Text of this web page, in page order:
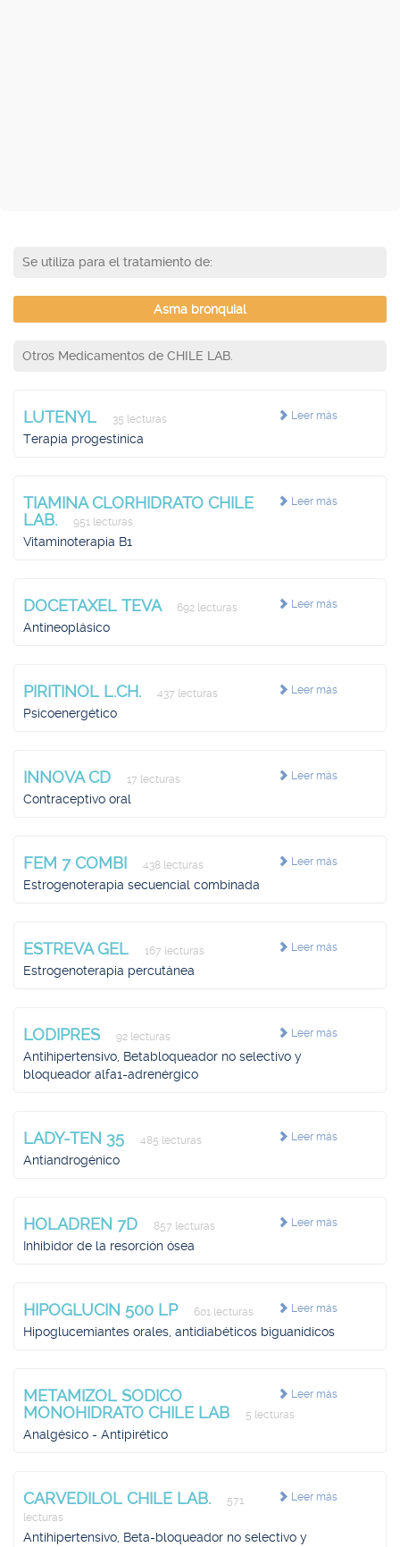
Se utiliza para el tratamiento de:
Asma bronquial
Otros Medicamentos de CHILE LAB.
Leer más
LUTENYL 35 lecturas
Terapia progestínica
Leer más
TIAMINA CLORHIDRATO CHILE
LAB.
951 lecturas
Vitaminoterapia B1
Leer más
DOCETAXEL TEVA 692 lecturas
Antineoplásico
Leer más
PIRITINOL L.CH. 437 lecturas
Psicoenergético
Leer más
INNOVA CD 17 lecturas
Contraceptivo oral
Leer más
FEM 7 COMBI 438 lecturas
Estrogenoterapia secuencial combinada
Leer más
ESTREVA GEL 167 lecturas
Estrogenoterapia percutánea
Leer más
LODIPRES 92 lecturas
Antihipertensivo, Betabloqueador no selectivo y
bloqueador alfa1-adrenérgico
Leer más
LADY-TEN 35 485 lecturas
Antiandrogénico
Leer más
HOLADREN 7D 857 lecturas
Inhibidor de la resorción ósea
Leer más
HIPOGLUCIN 500 LP 601 lecturas
Hipoglucemiantes orales, antidiabéticos biguanídicos
Leer más
METAMIZOL SODICO
MONOHIDRATO CHILE LAB
5 lecturas
Analgésico - Antipirético
Leer más
CARVEDILOL CHILE LAB.
571
lecturas
Antihipertensivo, Beta-bloqueador no selectivo y